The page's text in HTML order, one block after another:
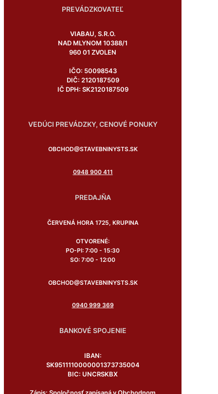
PREVÁDZKOVATEĽ
VIABAU, S.R.O.
NAD MLYNOM 10388/1
960 01 ZVOLEN
IČO: 50098543
DIČ: 2120187509
IČ DPH: SK2120187509
VEDÚCI PREVÁDZKY, CENOVÉ PONUKY
OBCHOD@STAVEBNINYSTS.SK
0948 900 411
PREDAJŇA
ČERVENÁ HORA 1725, KRUPINA
OTVORENÉ:
PO-PI: 7:00 - 15:30
SO: 7:00 - 12:00
OBCHOD@STAVEBNINYSTS.SK
0940 999 369
BANKOVÉ SPOJENIE
IBAN:
SK9511110000001373735004
BIC: UNCRSKBX
Zápis: Spoločnosť zapísaná v Obchodnom